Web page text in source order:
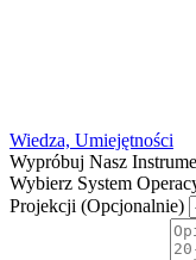
Wiedza, Umiejętności
Wypróbuj Nasz
Wybierz System
Projekcji (Opcjonalnie)